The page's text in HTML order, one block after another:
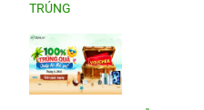
TRÚNG